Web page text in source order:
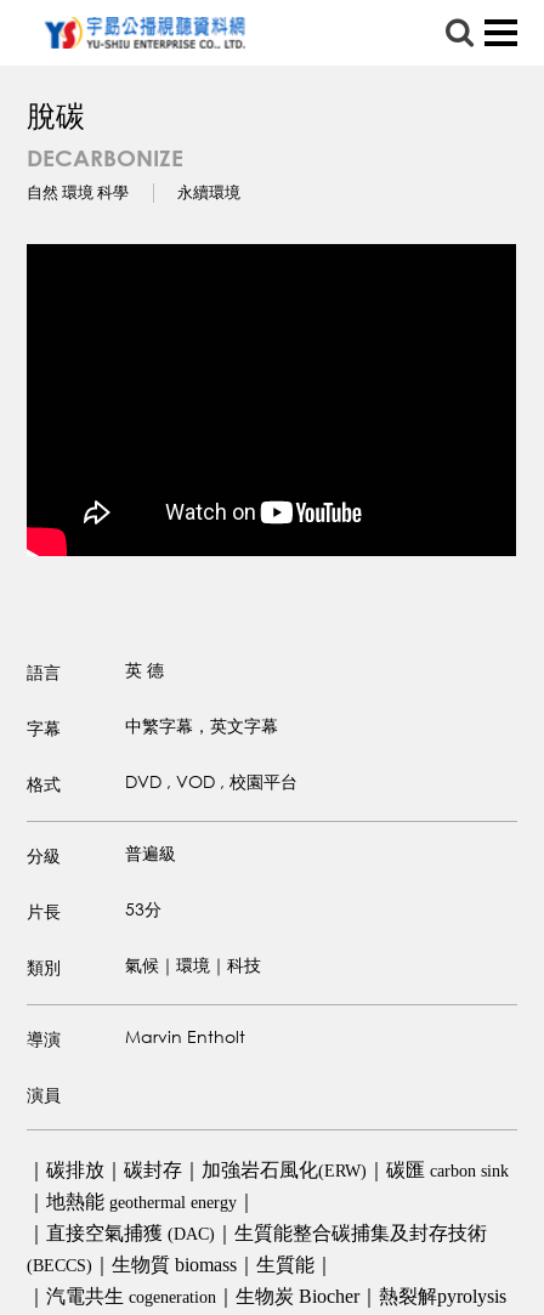
脫碳
DECARBONIZE
自然 環境 科學 永續環境
語言 英 德
字幕 中繁字幕，英文字幕
格式 DVD , VOD , 校園平台
分級 普遍級
片長 53分
類別 氣候｜環境｜科技
導演 Marvin Entholt
演員
｜碳排放｜碳封存｜加強岩石風化(ERW) ｜碳匯 carbon sink
｜地熱能 geothermal energy
｜直接空氣捕獲 (DAC) ｜生質能整合碳捕集及封存技術
(BECCS)
｜生物質 biomass｜生質能｜
｜汽電共生 cogeneration
｜生物炭 Biocher｜熱裂解pyrolysis